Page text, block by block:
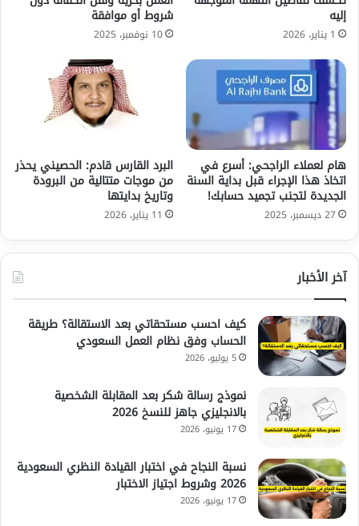
إليه
1 يناير، 2026
شروط أو موافقة
10 نوفمبر، 2025
هام لعملاء الراجحي: أسرع في
اتخاذ هذا الإجراء قبل بداية السنة
الجديدة لتجنب تجميد حسابك!
27 ديسمبر، 2025
البرد القارس قادم: الحصيني يحذر
من موجات متتالية من البرودة
وتاريخ بدايتها
11 يناير، 2026
آخر الأخبار
كيف احسب مستحقاتي بعد الاستقالة؟ طريقة
الحساب وفق نظام العمل السعودي
5 يوليو، 2026
نموذج رسالة شكر بعد المقابلة الشخصية
بالانجليزي جاهز للنسخ 2026
17 يونيو، 2026
نسبة النجاح في اختبار القيادة النظري السعودية
2026 وشروط اجتياز الاختبار
17 يونيو، 2026